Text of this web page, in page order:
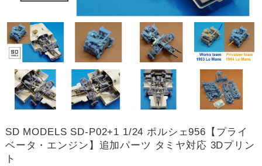
SD MODELS SD-P02+1 1/24 ポルシェ956【プライ
ベータ・エンジン】追加パーツ タミヤ対応 3Dプリン
ト